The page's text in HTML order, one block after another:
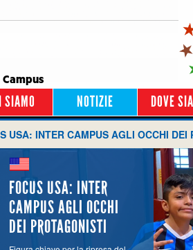
SIAMO NOTIZIE DOVE
USA: INTER CAMPUS AGLI OCCHI DEI
FOCUS USA: INTER
CAMPUS AGLI OCCHI
DEI PROTAGONISTI